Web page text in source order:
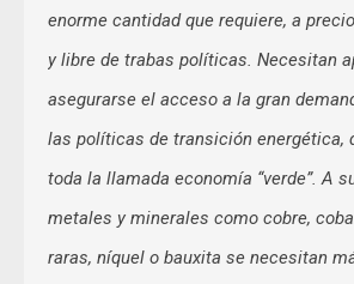
enorme cantidad que requiere, a
y libre de trabas políticas. Necesitan
asegurarse el acceso a la gran
las políticas de transición energética,
toda la llamada economía “verde”. A
metales y minerales como cobre,
raras, níquel o bauxita se necesitan